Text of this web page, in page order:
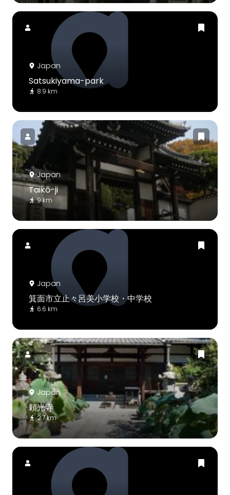
Japan
Satsukiyama-park
8.9 km
Japan
Taikō-ji
9 km
Japan
箕面市立止々呂美小学校・中学校
6.6 km
Japan
頼光寺
2.7 km